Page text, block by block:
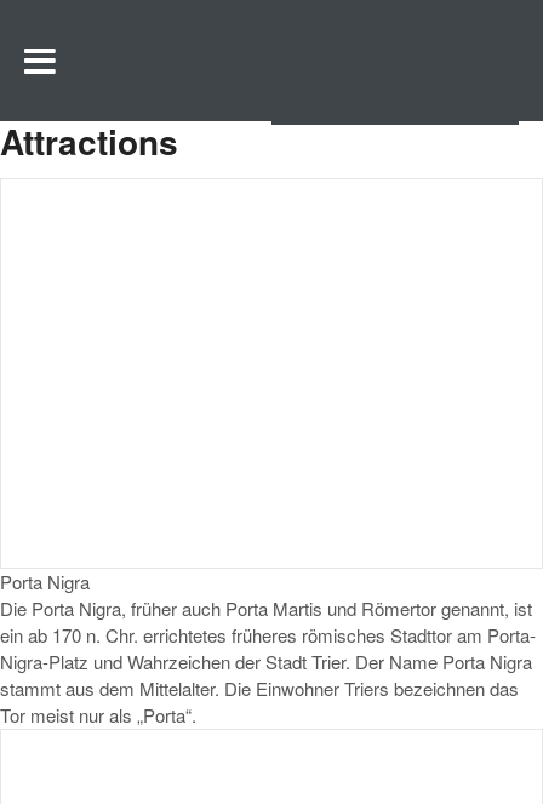
Attractions
Porta Nigra
Die Porta Nigra, früher auch Porta Martis und Römertor genannt, ist
ein ab 170 n. Chr. errichtetes früheres römisches Stadttor am Porta-
Nigra-Platz und Wahrzeichen der Stadt Trier. Der Name Porta Nigra
stammt aus dem Mittelalter. Die Einwohner Triers bezeichnen das
Tor meist nur als „Porta“.